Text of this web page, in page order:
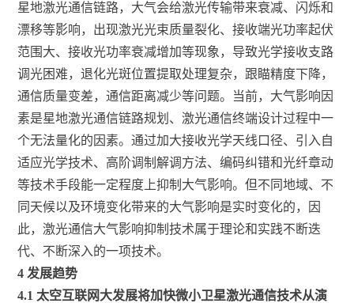
星地激光通信链路，大气会给激光传输带来衰减、闪烁和
漂移等影响，出现激光光束质量裂化、接收端光功率起伏
范围大、接收光功率衰减增加等现象，导致光学接收支路
调光困难，退化光斑位置提取处理复杂，跟瞄精度下降，
通信质量变差，通信距离减少等问题。当前，大气影响因
素是星地激光通信链路规划、激光通信终端设计过程中一
个无法量化的因素。通过加大接收光学天线口径、引入自
适应光学技术、高阶调制解调方法、编码纠错和光纤章动
等技术手段能一定程度上抑制大气影响。但不同地域、不
同天候以及环境变化带来的大气影响是实时变化的，因
此，激光通信大气影响抑制技术属于理论和实践不断迭
代、不断深入的一项技术。
4 发展趋势
4.1 太空互联网大发展将加快微小卫星激光通信技术从演